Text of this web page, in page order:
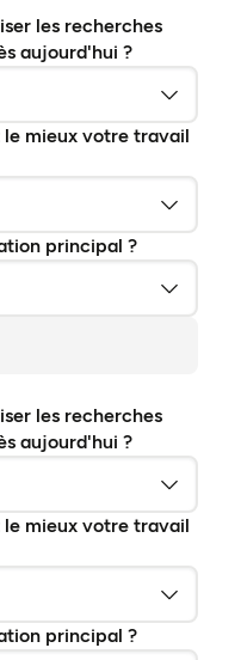
les recherches
aujourd'hui ?
mieux votre travail
principal ?
les recherches
aujourd'hui ?
mieux votre travail
principal ?